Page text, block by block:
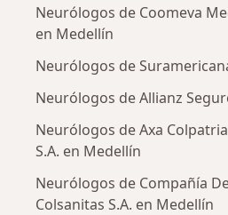
Neurólogos de Coomeva
en Medellín
Neurólogos de
Neurólogos de Allianz
Neurólogos de Axa
S.A. en Medellín
Neurólogos de Compañía
Colsanitas S.A. en Medellín